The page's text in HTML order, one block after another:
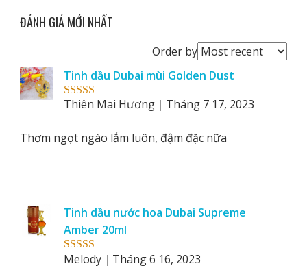
ĐÁNH GIÁ MỚI NHẤT
Order byOrder
by
Rated5 out
Tinh dầu Dubai mùi Golden Dust
Thiên Mai Hương
Tháng 7 17, 2023
Thơm ngọt ngào lắm luôn, đậm đặc nữa
Rated5out
Tinh dầu nước hoa Dubai Supreme
Amber 20ml
Melody
Tháng 6 16, 2023